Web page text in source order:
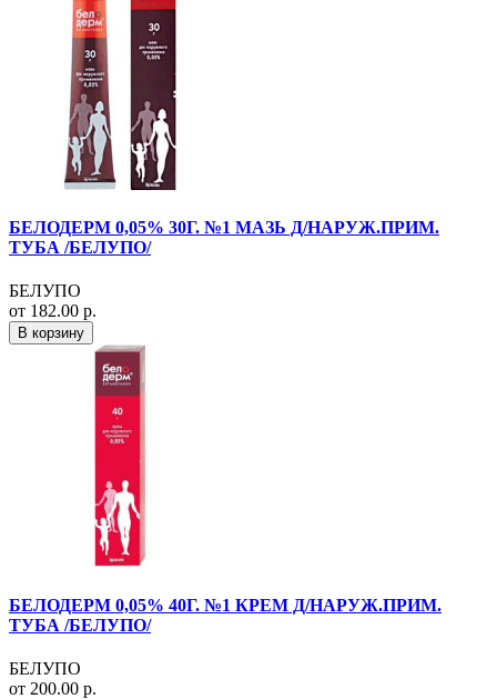
БЕЛОДЕРМ 0,05% 30Г. №1 МАЗЬ Д/НАРУЖ.ПРИМ.
ТУБА /БЕЛУПО/
БЕЛУПО
от 182.00 р.
В корзину
БЕЛОДЕРМ 0,05% 40Г. №1 КРЕМ Д/НАРУЖ.ПРИМ.
ТУБА /БЕЛУПО/
БЕЛУПО
от 200.00 р.